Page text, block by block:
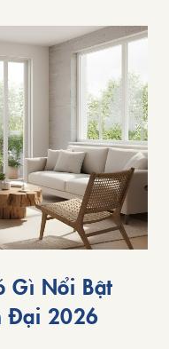
Gì Nổi Bật
Đại 2026